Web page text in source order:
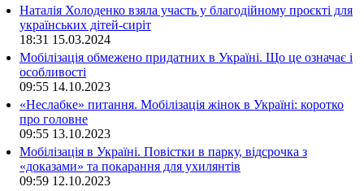
Наталія Холоденко взяла участь у благодійному проєкті для
українських дітей-сиріт
18:31 15.03.2024
Мобілізація обмежено придатних в Україні. Що це означає і
особливості
09:55 14.10.2023
«Неслабке» питання. Мобілізація жінок в Україні: коротко
про головне
09:55 13.10.2023
Мобілізація в Україні. Повістки в парку, відсрочка з
«доказами» та покарання для ухилянтів
09:59 12.10.2023